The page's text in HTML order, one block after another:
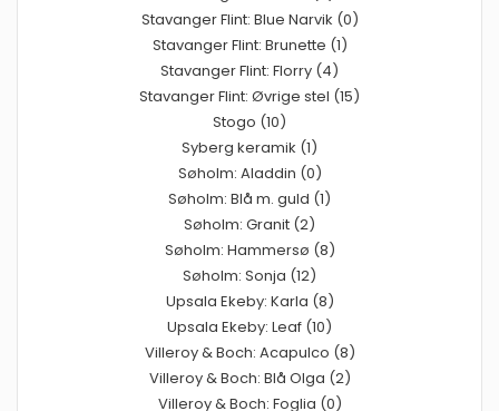
Stavanger Flint: Blue Narvik (0)
Stavanger Flint: Brunette (1)
Stavanger Flint: Florry (4)
Stavanger Flint: Øvrige stel (15)
Stogo (10)
Syberg keramik (1)
Søholm: Aladdin (0)
Søholm: Blå m. guld (1)
Søholm: Granit (2)
Søholm: Hammersø (8)
Søholm: Sonja (12)
Upsala Ekeby: Karla (8)
Upsala Ekeby: Leaf (10)
Villeroy & Boch: Acapulco (8)
Villeroy & Boch: Blå Olga (2)
Villeroy & Boch: Foglia (0)